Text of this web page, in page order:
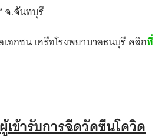
จ.จันทบุรี
อกชน เครือโรงพยาบาลธนบุรี คลิกที่
ข้ารับการฉีดวัคซีนโควิด